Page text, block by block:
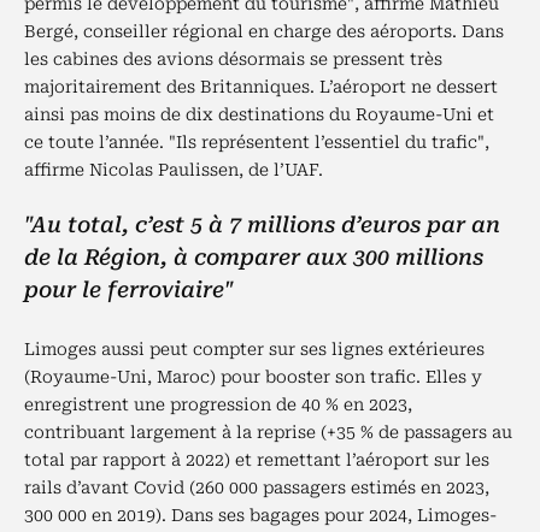
Bergé, conseiller régional en charge des aéroports. Dans
les cabines des avions désormais se pressent très
majoritairement des Britanniques. L’aéroport ne dessert
ainsi pas moins de dix destinations du Royaume-Uni et
ce toute l’année. "Ils représentent l’essentiel du trafic",
affirme Nicolas Paulissen, de l’UAF.
"Au total, c’est 5 à 7 millions d’euros par an
de la Région, à comparer aux 300 millions
pour le ferroviaire"
Limoges aussi peut compter sur ses lignes extérieures
(Royaume-Uni, Maroc) pour booster son trafic. Elles y
enregistrent une progression de 40 % en 2023,
contribuant largement à la reprise (+35 % de passagers au
total par rapport à 2022) et remettant l’aéroport sur les
rails d’avant Covid (260 000 passagers estimés en 2023,
300 000 en 2019). Dans ses bagages pour 2024, Limoges-